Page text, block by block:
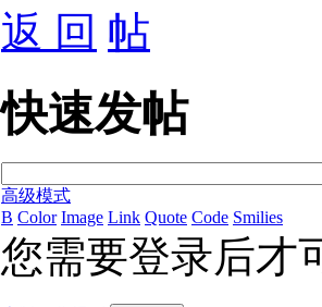
返 回
快速发帖
高级模式
B Color Image Link Quote Code Smilies
您需要登录后才